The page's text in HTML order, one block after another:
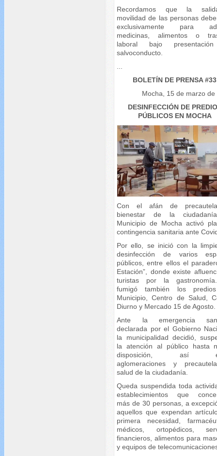
Recordamos que la
movilidad de las personas
exclusivamente para
medicinas, alimentos o
laboral bajo
salvoconducto.
BOLETÍN DE PRENSA #33
Mocha, 15 de marzo de
DESINFECCIÓN DE
PÚBLICOS EN MOCHA
Con el afán de
bienestar de la
Municipio de Mocha activó
contingencia sanitaria ante
Por ello, se inició con la
desinfección de varios
públicos, entre ellos el
Estación”, donde existe
turistas por la
fumigó también los
Municipio, Centro de Salud,
Diurno y Mercado 15 de Agosto.
Ante la emergencia
declarada por el Gobierno
la municipalidad decidió,
la atención al público hasta
disposición, así
aglomeraciones y
salud de la ciudadanía.
Queda suspendida toda
establecimientos que
más de 30 personas, a
aquellos que expendan
primera necesidad,
médicos, ortopédicos,
financieros, alimentos para
y equipos de